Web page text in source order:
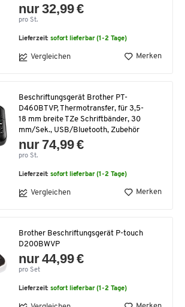
nur 32,99 €
pro St.
Lieferzeit:sofort lieferbar (1-2 Tage)
Vergleichen Merken
Beschriftungsgerät Brother PT-
D460BTVP, Thermotransfer, für 3,5-
18 mm breite TZe Schriftbänder, 30
mm/Sek., USB/Bluetooth, Zubehör
nur 74,99 €
pro St.
Lieferzeit:sofort lieferbar (1-2 Tage)
Vergleichen Merken
Brother Beschriftungsgerät P-touch
D200BWVP
nur 44,99 €
pro Set
Lieferzeit:sofort lieferbar (1-2 Tage)